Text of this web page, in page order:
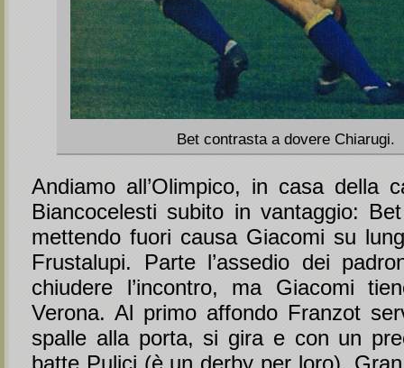
Bet contrasta a dovere Chiarugi.
Andiamo all’Olimpico, in casa della
Biancocelesti subito in vantaggio:
mettendo fuori causa Giacomi su
Frustalupi. Parte l’assedio dei
chiudere l’incontro, ma Giacomi
Verona. Al primo affondo Franzot
spalle alla porta, si gira e con un